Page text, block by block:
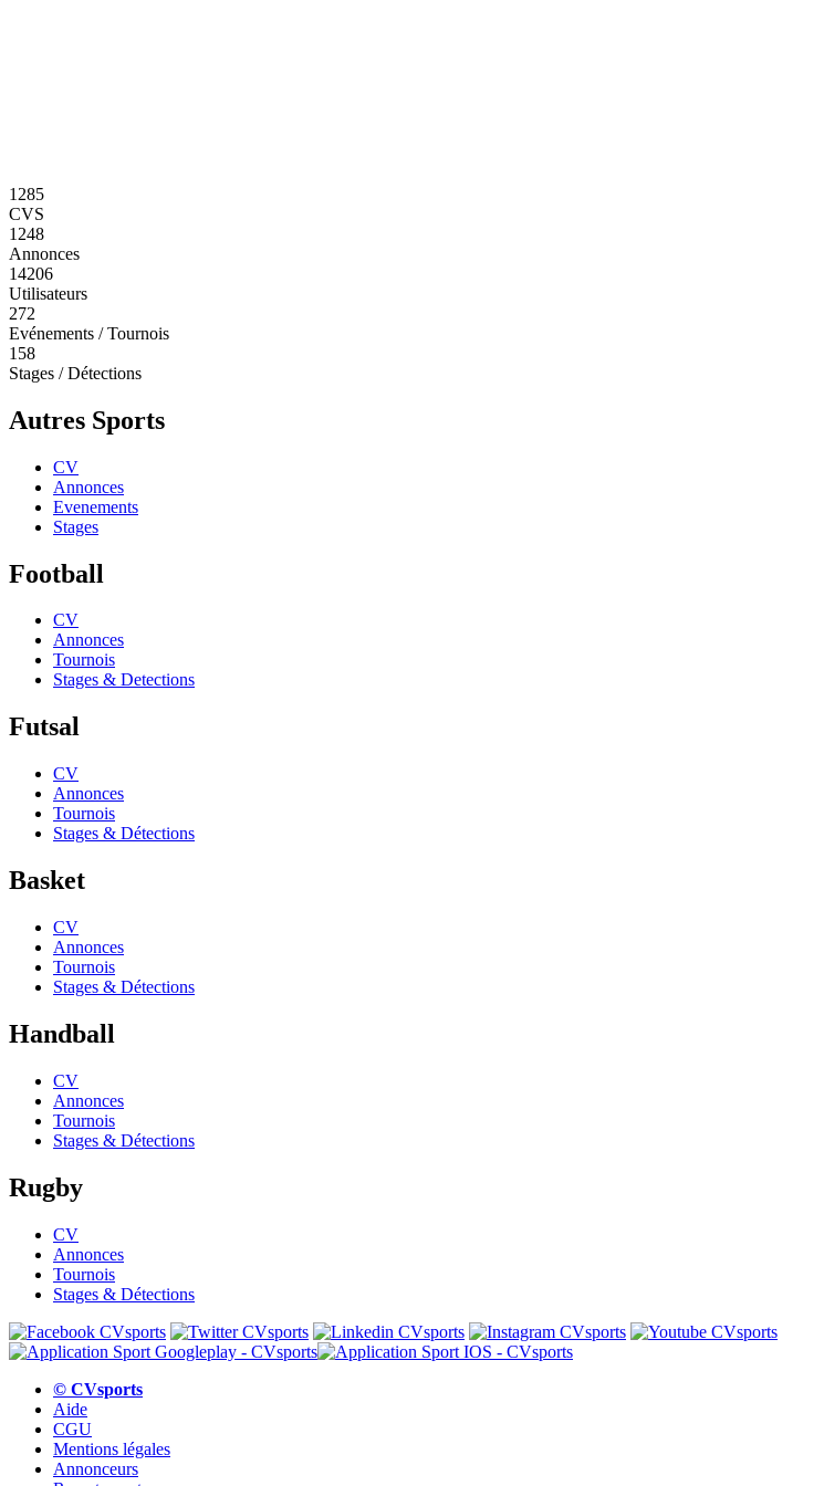
1285
CVS
1248
Annonces
14206
Utilisateurs
272
Evénements / Tournois
158
Stages / Détections
Autres Sports
CV
Annonces
Evenements
Stages
Football
CV
Annonces
Tournois
Stages & Detections
Futsal
CV
Annonces
Tournois
Stages & Détections
Basket
CV
Annonces
Tournois
Stages & Détections
Handball
CV
Annonces
Tournois
Stages & Détections
Rugby
CV
Annonces
Tournois
Stages & Détections
© CVsports
Aide
CGU
Mentions légales
Annonceurs